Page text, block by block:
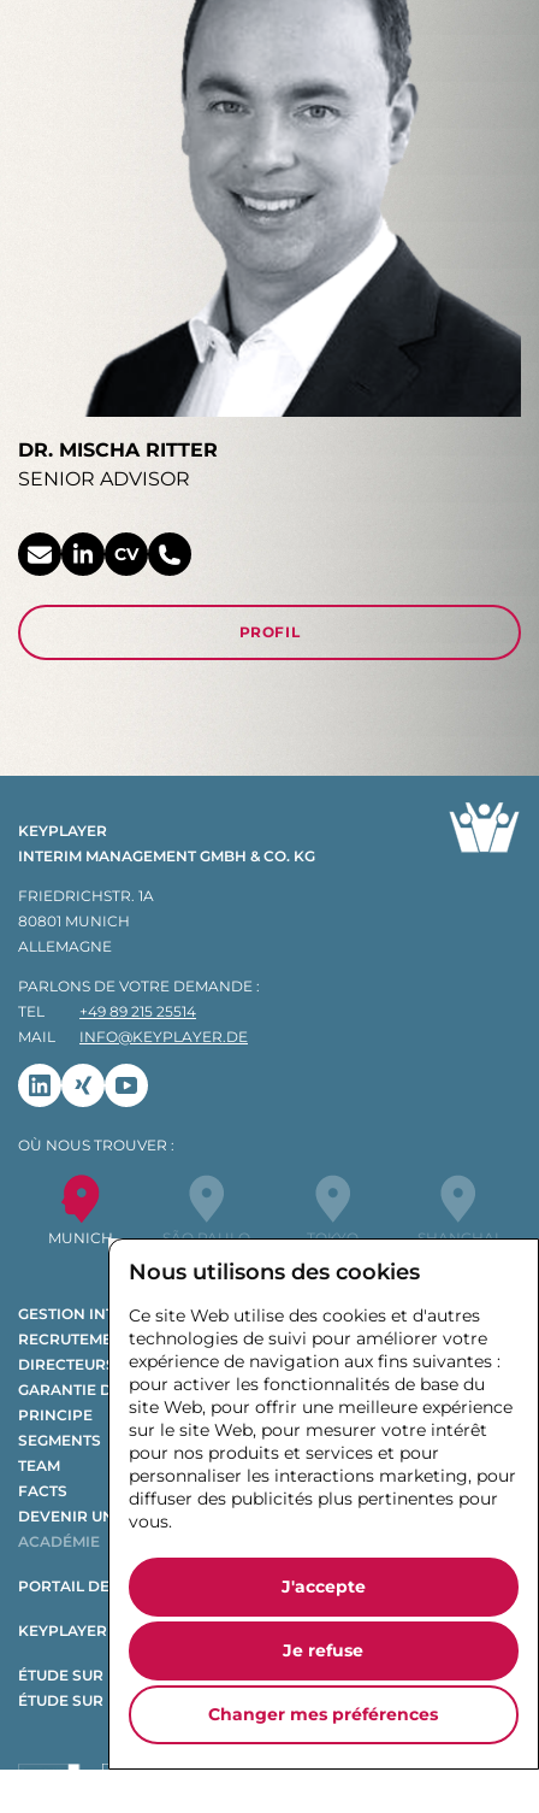
Nous utilisons des cookies
Ce site Web utilise des cookies et d'autres
technologies de suivi pour améliorer votre
expérience de navigation aux fins suivantes :
pour activer les fonctionnalités de base du
site Web, pour offrir une meilleure expérience
sur le site Web, pour mesurer votre intérêt
pour nos produits et services et pour
personnaliser les interactions marketing, pour
diffuser des publicités plus pertinentes pour
vous.
J'accepte
Je refuse
Changer mes préférences
DR. MISCHA RITTER
SENIOR ADVISOR
CV
PROFIL
KEYPLAYER
INTERIM MANAGEMENT GMBH & CO. KG
FRIEDRICHSTR. 1A
80801 MUNICH
ALLEMAGNE
PARLONS DE VOTRE DEMANDE :
TEL
+49 89 215 25514
MAIL
INFO@KEYPLAYER.DE
Linkedin
Xing Youtube
OÙ NOUS TROUVER :
MUNICH SÃO PAULO TOKYO SHANGHAI
GESTION INTÉRIMAIRE
RECRUTEMENT DE CADRES SUPÉRIEURS
DIRECTEURS NON EXÉCUTIFS
GARANTIE DE PERFORMANCE
PRINCIPE
SEGMENTS
TEAM
FACTS
DEVENIR UN KEYPLAYER
ACADÉMIE
PORTAIL DE L’EMPLOI
KEYPLAYER X CHANGE
ÉTUDE SUR LA RESTRUCTURATION
ÉTUDE SUR LES ÉQUIPEMENTIERS AUTOMOBILES